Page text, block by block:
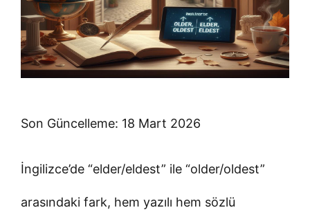
Son Güncelleme: 18 Mart 2026
İngilizce’de “elder/eldest” ile “older/oldest”
arasındaki fark, hem yazılı hem sözlü